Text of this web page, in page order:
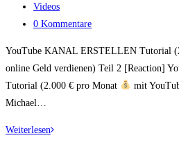
aufbauen
–
reagiert
veröffentlicht:
Beitrags-
Kategorie:
Videos
Beitrags-
0 Kommentare
YouTube KANAL ERSTELLEN Tutorial
online Geld verdienen) Teil 2 [Reaction]
Tutorial (2.000 € pro Monat
mit
Michael…
WeiterlesenYouTube